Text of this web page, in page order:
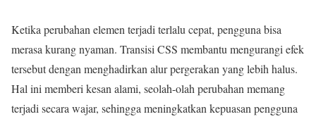
Ketika perubahan elemen terjadi terlalu cepat, pengguna bisa
merasa kurang nyaman. Transisi CSS membantu mengurangi efek
tersebut dengan menghadirkan alur pergerakan yang lebih halus.
Hal ini memberi kesan alami, seolah-olah perubahan memang
terjadi secara wajar, sehingga meningkatkan kepuasan pengguna